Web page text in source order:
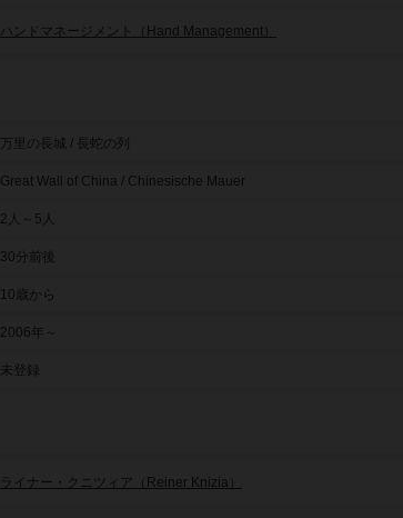
ハンドマネージメント（Hand Management）
万里の長城 / 長蛇の列
Great Wall of China / Chinesische Mauer
2人～5人
30分前後
10歳から
2006年～
未登録
ライナー・クニツィア（Reiner Knizia）